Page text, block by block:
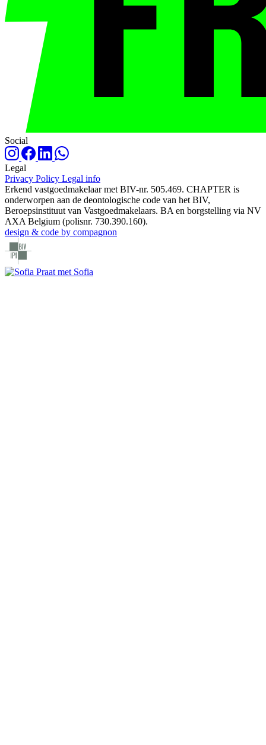
Social
Legal
Privacy Policy Legal info
Erkend vastgoedmakelaar met BIV-nr. 505.469. CHAPTER is
onderworpen aan de deontologische code van het BIV,
Beroepsinstituut van Vastgoedmakelaars. BA en borgstelling via NV
AXA Belgium (polisnr. 730.390.160).
design & code by compagnon
Praat met Sofia